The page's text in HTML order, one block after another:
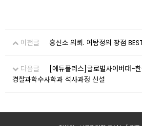
이전글 흥신소 의뢰. 여탐정의 장점
다음글
[에듀플러스]글로벌사이버대-
경찰과학수사학과 석사과정 신설